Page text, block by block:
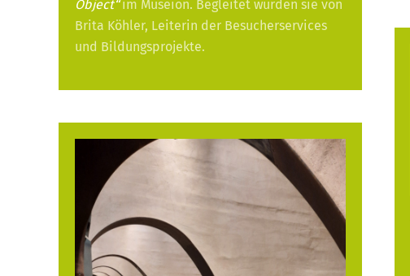
Object“im Museion. Begleitet wurden sie von
Brita Köhler, Leiterin der Besucherservices
und Bildungsprojekte.